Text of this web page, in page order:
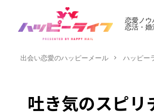
恋愛ノウ
恋活・婚
出会い恋愛のハッピーメール ハッピー
吐き気のスピリ